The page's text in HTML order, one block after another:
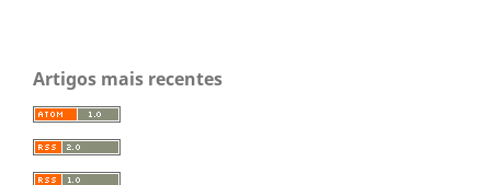
Artigos mais recentes